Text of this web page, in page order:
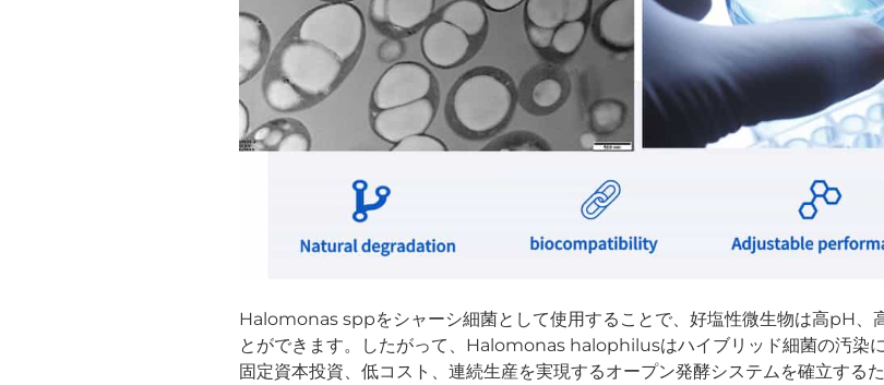
Halomonas sppをシャーシ細菌として使用することで、好塩性微生物は高pH、
とができます。したがって、Halomonas halophilusはハイブリッド細菌の汚染
固定資本投資、低コスト、連続生産を実現するオープン発酵システムを確立する